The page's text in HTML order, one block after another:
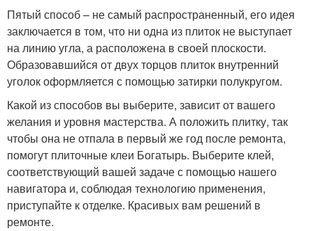
Пятый способ – не самый распространенный, его идея
заключается в том, что ни одна из плиток не выступает
на линию угла, а расположена в своей плоскости.
Образовавшийся от двух торцов плиток внутренний
уголок оформляется с помощью затирки полукругом.
Какой из способов вы выберите, зависит от вашего
желания и уровня мастерства. А положить плитку, так
чтобы она не отпала в первый же год после ремонта,
помогут плиточные клеи Богатырь. Выберите клей,
соответствующий вашей задаче с помощью нашего
навигатора и, соблюдая технологию применения,
приступайте к отделке. Красивых вам решений в
ремонте.